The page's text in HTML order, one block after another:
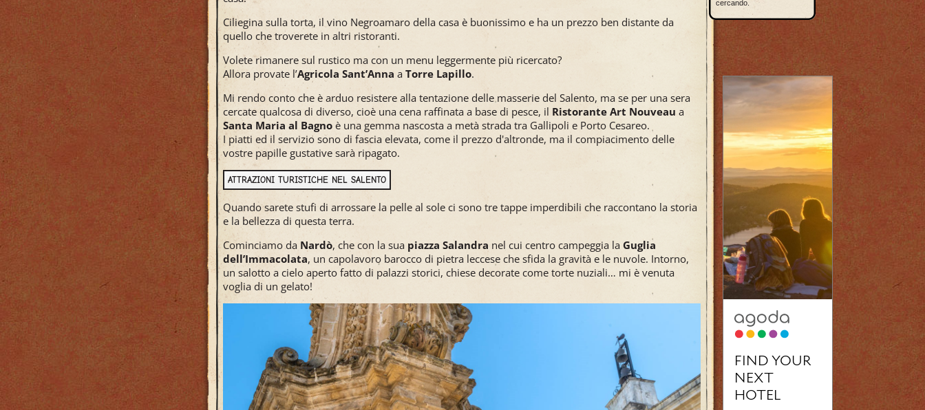
Ciliegina sulla torta, il vino Negroamaro della casa è buonissimo e ha un prezzo ben distante da
quello che troverete in altri ristoranti.
Volete rimanere sul rustico ma con un menu leggermente più ricercato?
Allora provate l’Agricola Sant’Anna a Torre Lapillo.
Mi rendo conto che è arduo resistere alla tentazione delle masserie del Salento, ma se per una sera
cercate qualcosa di diverso, cioè una cena raffinata a base di pesce, il Ristorante Art Nouveau a
Santa Maria al Bagno è una gemma nascosta a metà strada tra Gallipoli e Porto Cesareo.
I piatti ed il servizio sono di fascia elevata, come il prezzo d'altronde, ma il compiacimento delle
vostre papille gustative sarà ripagato.
ATTRAZIONI TURISTICHE NEL SALENTO
Quando sarete stufi di arrossare la pelle al sole ci sono tre tappe imperdibili che raccontano la storia
e la bellezza di questa terra.
Cominciamo da Nardò, che con la sua piazza Salandra nel cui centro campeggia la Guglia
dell’Immacolata, un capolavoro barocco di pietra leccese che sfida la gravità e le nuvole. Intorno,
un salotto a cielo aperto fatto di palazzi storici, chiese decorate come torte nuziali… mi è venuta
voglia di un gelato!
cercando.